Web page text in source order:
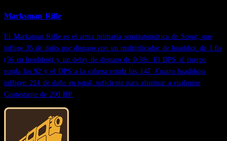
Marksman Rifle
El Marksman Rifle es el arma primaria semiautomática de Scout, que
inflige 35 de daño por disparo con un multiplicador de headshot de 1.6x
(56 en headshot) y un delay de disparo de 0.38s. El DPS al cuerpo
ronda los 92 y el DPS a la cabeza ronda los 147. Cuatro headshots
infligen 224 de daño en total, suficiente para eliminar a cualquier
Contestante de 200 HP.